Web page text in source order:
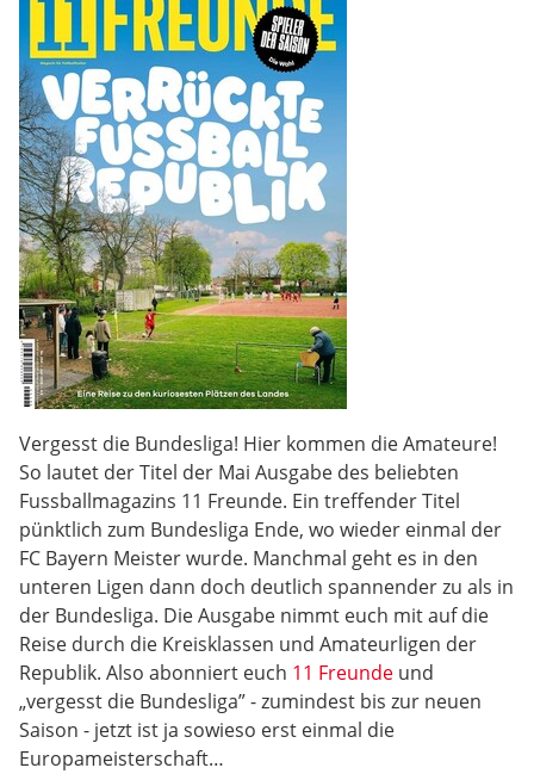
Vergesst die Bundesliga! Hier kommen die Amateure!
So lautet der Titel der Mai Ausgabe des beliebten
Fussballmagazins 11 Freunde. Ein treffender Titel
pünktlich zum Bundesliga Ende, wo wieder einmal der
FC Bayern Meister wurde. Manchmal geht es in den
unteren Ligen dann doch deutlich spannender zu als in
der Bundesliga. Die Ausgabe nimmt euch mit auf die
Reise durch die Kreisklassen und Amateurligen der
Republik. Also abonniert euch 11 Freunde und
„vergesst die Bundesliga” - zumindest bis zur neuen
Saison - jetzt ist ja sowieso erst einmal die
Europameisterschaft…